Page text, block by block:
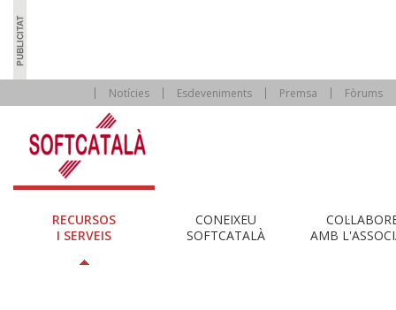
Notícies Esdeveniments Premsa Fòrums
RECURSOS
I SERVEIS
CONEIXEU
SOFTCATALÀ
AMB